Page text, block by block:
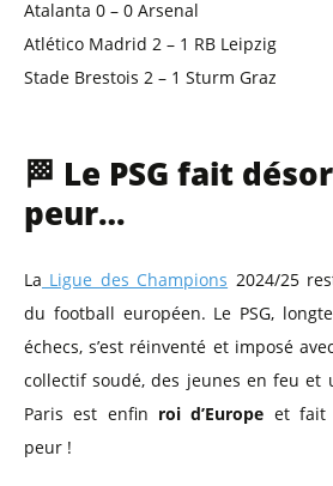
Atalanta 0 – 0 Arsenal
Atlético Madrid 2 – 1 RB Leipzig
Stade Brestois 2 – 1 Sturm Graz
🏁 Le PSG fait
peur…
La Ligue des Champions 2024/25
du football européen. Le PSG,
échecs, s’est réinventé et imposé
collectif soudé, des jeunes en feu et
Paris est enfin roi d’Europe et fait
peur !